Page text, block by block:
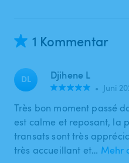
1 Kommentar
DL Djihene L
• Juni
Très bon moment passé
est calme et reposant, la
transats sont très
très accueillant et… Mehr